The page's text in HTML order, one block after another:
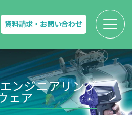
資料請求・お問い合わせ
ンジニアリング
ェア